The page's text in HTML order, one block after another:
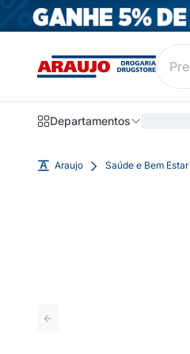
Departamentos
Araujo Saúde e Bem Estar